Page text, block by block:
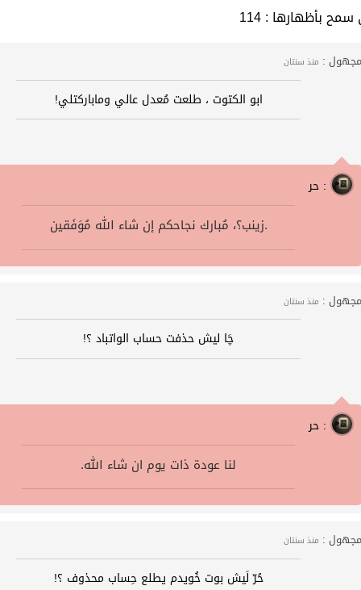
سمح بأظهارها
مجهول : منذ سنتان
ابو الكتوت ، طلعت مُعدل عالي وماباركتلي!
حر :
زينب؟، مُبارك نجاحكم إن شاء الله مُوَفَقين.
مجهول : منذ سنتان
چَا ليش حذفت حساب الواتباد ؟!
حر :
.لنا عودة ذات يوم ان شاء الله
مجهول : منذ سنتان
حُرّ لَيش بوت خُويدم يطلع حِساب محذوف ؟!